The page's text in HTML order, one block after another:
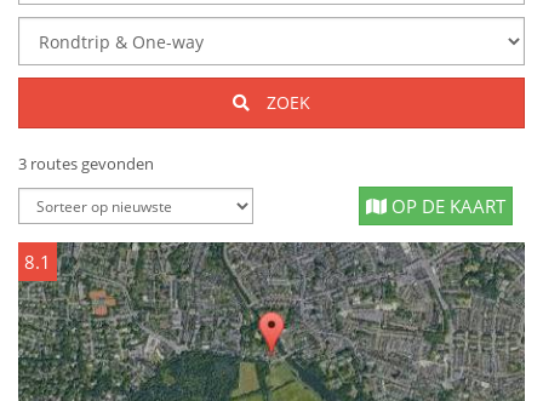
ZOEK
3 routes gevonden
OP DE KAART
8.1